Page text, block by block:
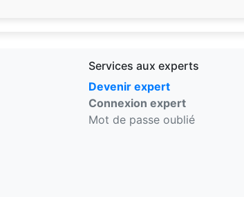
Services aux experts
Devenir expert
Connexion expert
Mot de passe oublié